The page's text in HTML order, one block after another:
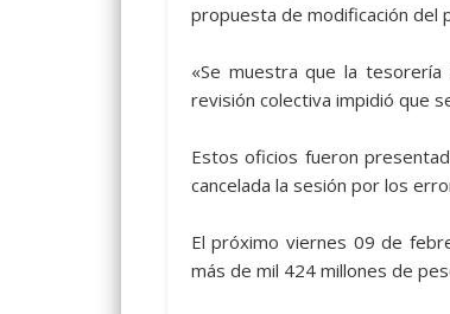
propuesta de modificación del
«Se muestra que la
revisión colectiva impidió que
Estos oficios fueron
cancelada la sesión por los
El próximo viernes 09 de
más de mil 424 millones de